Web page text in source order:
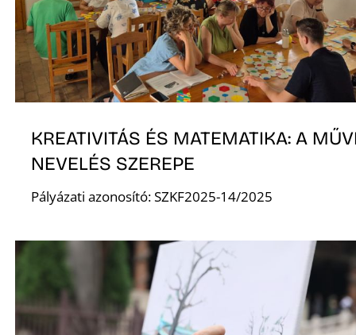
KREATIVITÁS ÉS MATEMATIKA: A
NEVELÉS SZEREPE
Pályázati azonosító: SZKF2025-14/2025